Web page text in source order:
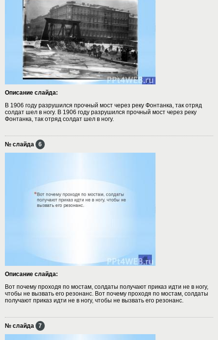
Описание слайда:
В 1906 году разрушился прочный мост через реку Фонтанка, так отряд
солдат шел в ногу. В 1906 году разрушился прочный мост через реку
Фонтанка, так отряд солдат шел в ногу.
№ слайда 6
Описание слайда:
Вот почему проходя по мостам, солдаты получают приказ идти не в ногу,
чтобы не вызвать его резонанс. Вот почему проходя по мостам, солдаты
получают приказ идти не в ногу, чтобы не вызвать его резонанс.
№ слайда 7